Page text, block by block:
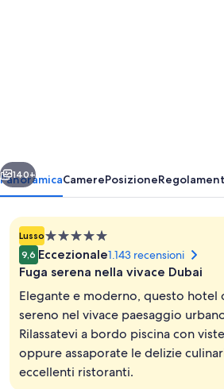
Piscina
Avanti
140+
PanoramicaCamerePosizione
LussoStruttura
a
5.0
9,6 Eccezionale1.143 recensioni
Fuga serena nella vivace Dubai
Elegante e moderno, questo
sereno nel vivace paesaggio
Rilassatevi a bordo piscina con
oppure assaporate le delizie
eccellenti ristoranti.